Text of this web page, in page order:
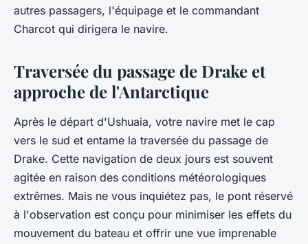
autres passagers, l'équipage et le commandant
Charcot qui dirigera le navire.
Traversée du passage de Drake et
approche de l'Antarctique
Après le départ d'Ushuaia, votre navire met le cap
vers le sud et entame la traversée du passage de
Drake. Cette navigation de deux jours est souvent
agitée en raison des conditions météorologiques
extrêmes. Mais ne vous inquiétez pas, le pont réservé
à l'observation est conçu pour minimiser les effets du
mouvement du bateau et offrir une vue imprenable